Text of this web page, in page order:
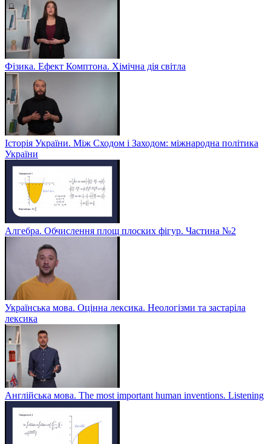
Фізика. Ефект Комптона. Хімічна дія світла
Історія України. Між Сходом і Заходом: міжнародна політика
України
Алгебра. Обчислення площ плоских фігур. Частина №2
Українська мова. Оцінна лексика. Неологізми та застаріла
лексика
Англійська мова. The most important human inventions. Listening